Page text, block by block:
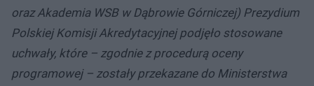
oraz Akademia WSB w Dąbrowie Górniczej) Prezydium
Polskiej Komisji Akredytacyjnej podjęło stosowane
uchwały, które – zgodnie z procedurą oceny
programowej – zostały przekazane do Ministerstwa